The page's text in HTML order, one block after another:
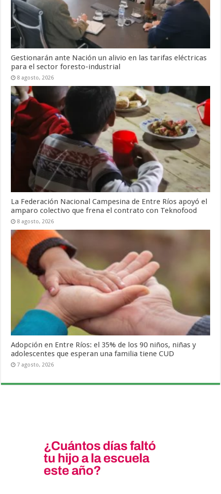
Gestionarán ante Nación un alivio en las tarifas eléctricas
para el sector foresto-industrial
8 agosto, 2026
La Federación Nacional Campesina de Entre Ríos apoyó el
amparo colectivo que frena el contrato con Teknofood
8 agosto, 2026
Adopción en Entre Ríos: el 35% de los 90 niños, niñas y
adolescentes que esperan una familia tiene CUD
7 agosto, 2026